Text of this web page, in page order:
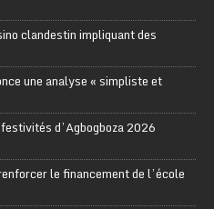
clandestin impliquant des
une analyse « simpliste et
d’Agbogboza 2026
le financement de l’école